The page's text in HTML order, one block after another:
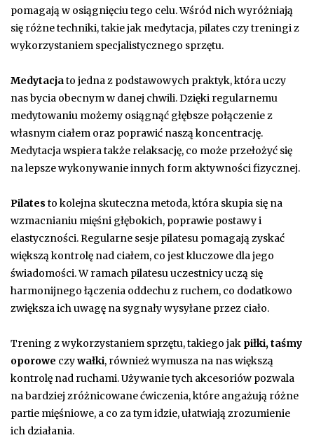
pomagają w osiągnięciu tego celu. Wśród nich wyróżniają
się różne techniki, takie jak medytacja, pilates czy treningi z
wykorzystaniem specjalistycznego sprzętu.
Medytacjato jedna z podstawowych praktyk, która uczy
nas bycia obecnym w danej chwili. Dzięki regularnemu
medytowaniu możemy osiągnąć głębsze połączenie z
własnym ciałem oraz poprawić naszą koncentrację.
Medytacja wspiera także relaksację, co może przełożyć się
na lepsze wykonywanie innych form aktywności fizycznej.
Pilates to kolejna skuteczna metoda, która skupia się na
wzmacnianiu mięśni głębokich, poprawie postawy i
elastyczności. Regularne sesje pilatesu pomagają zyskać
większą kontrolę nad ciałem, co jest kluczowe dla jego
świadomości. W ramach pilatesu uczestnicy uczą się
harmonijnego łączenia oddechu z ruchem, co dodatkowo
zwiększa ich uwagę na sygnały wysyłane przez ciało.
Trening z wykorzystaniem sprzętu, takiego jak piłki, taśmy
oporowe czywałki, również wymusza na nas większą
kontrolę nad ruchami. Używanie tych akcesoriów pozwala
na bardziej zróżnicowane ćwiczenia, które angażują różne
partie mięśniowe, a co za tym idzie, ułatwiają zrozumienie
ich działania.